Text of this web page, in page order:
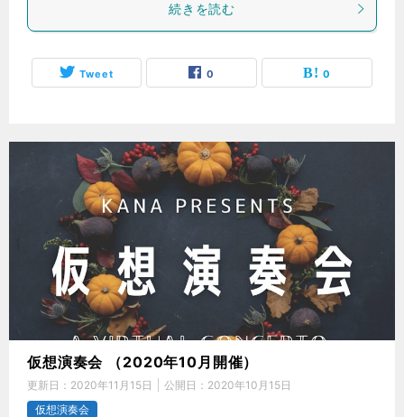
続きを読む
Tweet 0 0
仮想演奏会 （2020年10月開催）
更新日： 2020年11月15日 公開日： 2020年10月15日
仮想演奏会